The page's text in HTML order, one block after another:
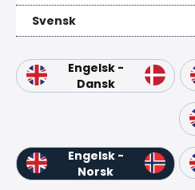
Svensk
Engelsk -
Dansk
Engelsk -
Norsk